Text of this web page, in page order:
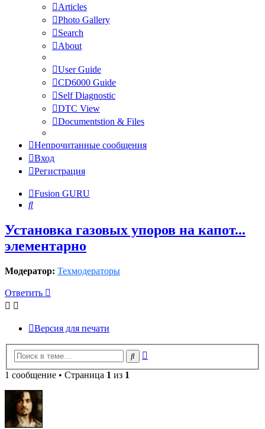
Articles
Photo Gallery
Search
About
User Guide
CD6000 Guide
Self Diagnostic
DTC View
Documentstion & Files
Непрочитанные сообщения
Вход
Регистрация
Fusion GURU
Поиск
Установка газовых упоров на капот...
элементарно
Модератор: Техмодераторы
Ответить
Версия для печати
Поиск
1 сообщение • Страница 1 из 1